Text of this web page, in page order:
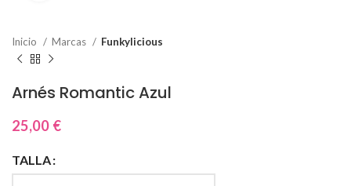
Inicio Marcas Funkylicious
Arnés Romantic Azul
25,00 €
TALLA